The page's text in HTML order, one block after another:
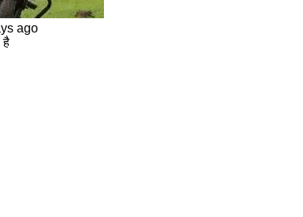
ago
है